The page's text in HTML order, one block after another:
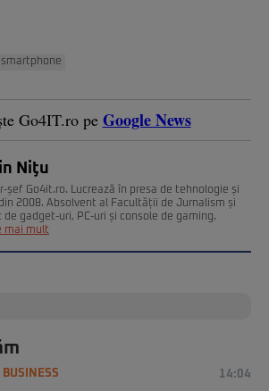
smartphone
Go4IT.ro pe Google News
Niţu
șef Go4it.ro. Lucrează în presa de tehnologie și
2008. Absolvent al Facultății de Jurnalism și
de gadget-uri, PC-uri și console de gaming.
mai mult
BUSINESS 14:04